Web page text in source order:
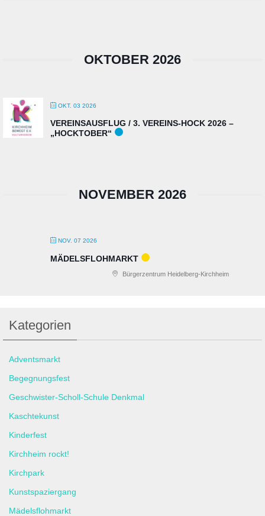
OKTOBER 2026
OKT. 03 2026
VEREINSAUSFLUG / 3. VEREINS-HOCK 2026 –
„HOCKTOBER“
NOVEMBER 2026
NOV. 07 2026
MÄDELSFLOHMARKT
Bürgerzentrum Heidelberg-Kirchheim
Kategorien
Adventsmarkt
Begegnungsfest
Geschwister-Scholl-Schule Denkmal
Kaschtekunst
Kinderfest
Kirchheim rockt!
Kirchpark
Kunstspaziergang
Mädelsflohmarkt